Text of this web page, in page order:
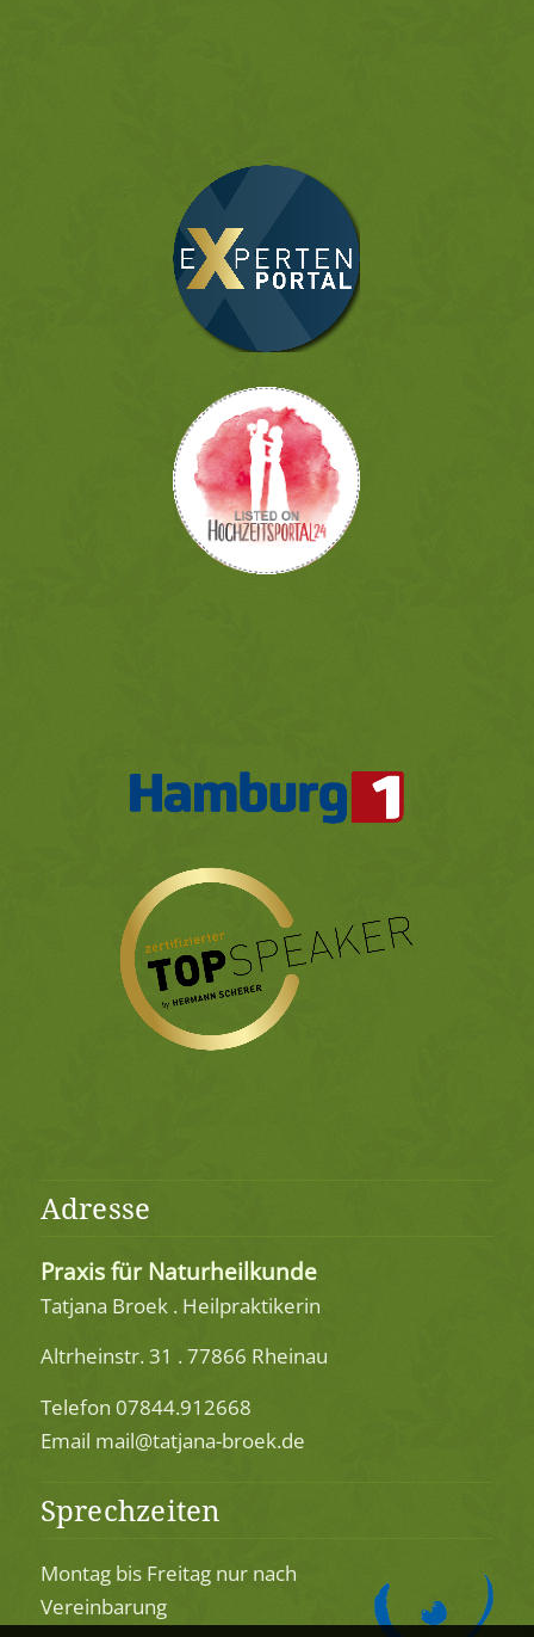
Adresse
Praxis für Naturheilkunde
Tatjana Broek . Heilpraktikerin
Altrheinstr. 31 . 77866 Rheinau
Telefon 07844.912668
Email mail@tatjana-broek.de
Sprechzeiten
Montag bis Freitag nur nach
Vereinbarung